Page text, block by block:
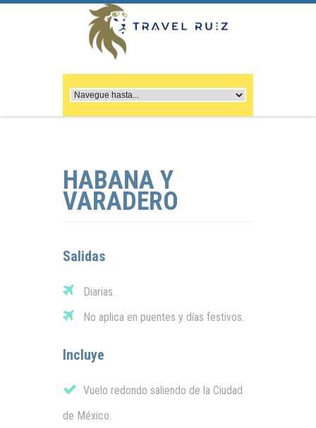
HABANA Y
VARADERO
Salidas
Diarias.
No aplica en puentes y días festivos.
Incluye
Vuelo redondo saliendo de la Ciudad
de México.